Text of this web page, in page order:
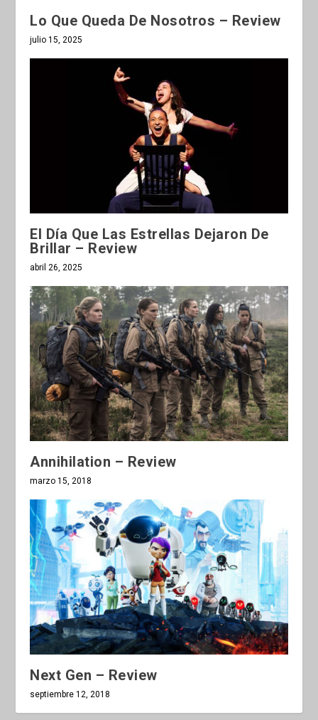
Lo Que Queda De Nosotros – Review
julio 15, 2025
El Día Que Las Estrellas Dejaron De
Brillar – Review
abril 26, 2025
Annihilation – Review
marzo 15, 2018
Next Gen – Review
septiembre 12, 2018